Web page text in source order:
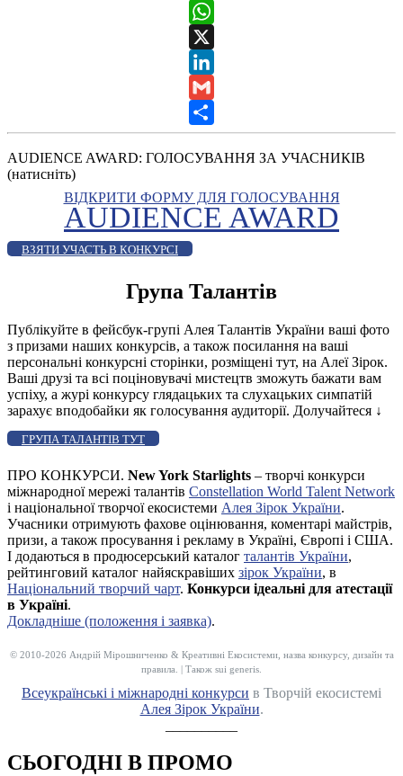
Messenger
WhatsApp
X
LinkedIn
Gmail
Share
AUDIENCE AWARD: ГОЛОСУВАННЯ ЗА УЧАСНИКІВ
(натисніть)
ВІДКРИТИ ФОРМУ ДЛЯ ГОЛОСУВАННЯ
AUDIENCE AWARD
ВЗЯТИ УЧАСТЬ В КОНКУРСІ
Група Талантів
Публікуйте в фейсбук-групі Алея Талантів України ваші фото
з призами наших конкурсів, а також посилання на ваші
персональні конкурсні сторінки, розміщені тут, на Алеї Зірок.
Ваші друзі та всі поціновувачі мистецтв зможуть бажати вам
успіху, а журі конкурсу глядацьких та слухацьких симпатій
зарахує вподобайки як голосування аудиторії. Долучайтеся ↓
ГРУПА ТАЛАНТІВ ТУТ
ПРО КОНКУРСИ. New York Starlights – творчі конкурси
міжнародної мережі талантів Constellation World Talent Network
і національної творчої екосистеми Алея Зірок України.
Учасники отримують фахове оцінювання, коментарі майстрів,
призи, а також просування і рекламу в Україні, Європі і США.
І додаються в продюсерський каталог талантів України,
рейтинговий каталог найяскравіших зірок України, в
Національний творчий чарт. Конкурси ідеальні для атестації
в Україні.
Докладніше (положення і заявка).
© 2010-2026 Андрій Мірошниченко & Креативні Екосистеми, назва конкурсу, дизайн та
правила. | Також sui generis.
Всеукраїнські і міжнародні конкурси в Творчій екосистемі
Алея Зірок України.
СЬОГОДНІ В ПРОМО